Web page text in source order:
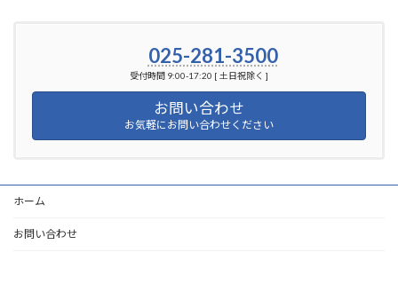
025-281-3500
受付時間 9:00-17:20 [ 土日祝除く ]
お問い合わせ
お気軽にお問い合わせください
ホーム
お問い合わせ